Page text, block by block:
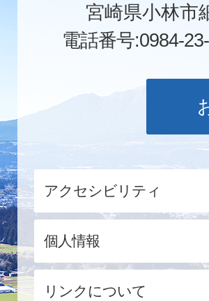
宮崎県小林市
電話番号:0984-
アクセシビリティ
個人情報
リンクについて